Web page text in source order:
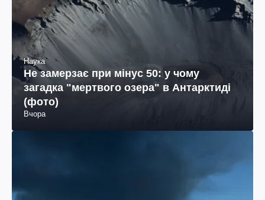
Наука
Не замерзає при мінус 50: у чому
загадка "мертвого озера" в Антарктиді
(фото)
Вчора